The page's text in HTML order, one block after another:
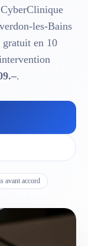
les-Bains
gratuit en 10
.
avant accord